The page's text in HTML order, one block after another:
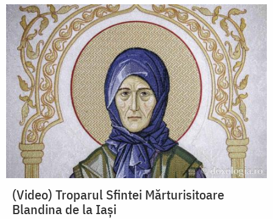
(Video) Troparul Sfintei Mărturisitoare
Blandina de la Iași